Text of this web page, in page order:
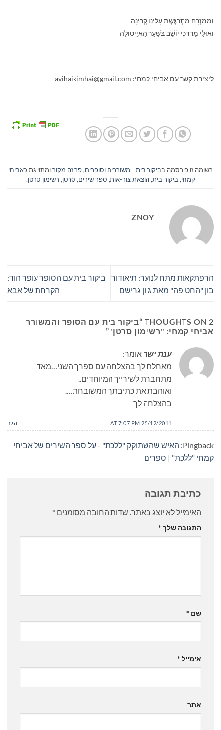
וּמִמִּזְרָח מִתְרַגֶּשֶׁת עָלֵינוּ קְרִינָה
וְאוּלַי מָרְדְּכַי יוֹשֵׁב בְּשַׁעַר הַאיָּיטוּלָה
ליצירת קשר עם אביחי קמחי: avihaikimhai@gmail.com
רשומה זו פורסמה בביקור בית - משוררים וסופרים,פרוזה מקורומתוייגת כאביחי
קמחי, ביקור בית,הוצאת צור-אות, ספר שירים, סרטן, רשימון סרטן.
ZNOY
הרפתקאות מתח לנוער: תיאודור
בון "החטיפה" מאת ג'ון גרישם
ביקור בית עם הסופר עופר הוד:
הקרחת של אבא
2 THOUGHTS ON “
ביקור בית עם הסופר והמשורר
אביחי קמחי: "רשימון סרטן"”
ענת ישר אומר:
מאחלת לך בהצלחה עם ספרך השני…מאד
מתחברת לשירייך המיוחדים..
ואוהבת את כתיבתך המשובחת….
בהצלחה לך
25/12/2011 AT 7:07 PM הגב
Pingback: האיש שהשתוקק "ללכת" - על ספר השירים של אביחי
קמחי "ללכת" | ספרים
כתיבת תגובה
האימייל לא יוצג באתר. שדות החובה מסומנים *
התגובה שלך *
שם *
אימייל *
אתר